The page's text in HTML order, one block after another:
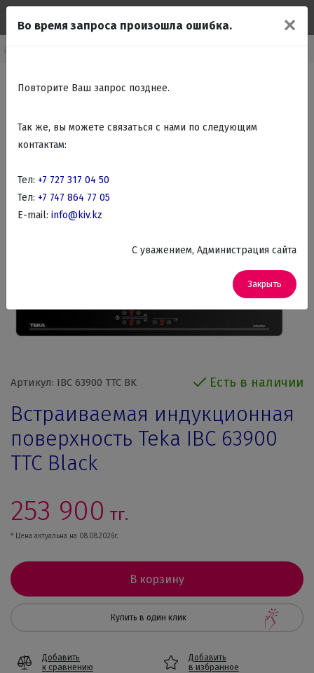
поверхности
Артикул: IBC 63900 TTC BK Есть в наличии
Встраиваемая индукционная
поверхность Teka IBC 63900
TTC Black
253 900 тг.
* Цена актуальна на 08.08.2026г.
В корзину
Купить в один клик
Добавить
к сравнению
Добавить
в избранное
✕
Во время запроса произошла ошибка.
Повторите Ваш запрос позднее.
Так же, вы можете связаться с нами по следующим
контактам:
Тел: +7 727 317 04 50
Тел: +7 747 864 77 05
E-mail: info@kiv.kz
C уважением, Администрация сайта
Закрыть